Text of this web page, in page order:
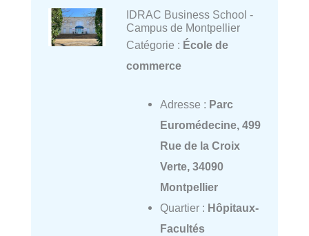
IDRAC Business School -
Campus de Montpellier
Catégorie : École de
commerce
Adresse : Parc
Euromédecine, 499
Rue de la Croix
Verte, 34090
Montpellier
Quartier : Hôpitaux-
Facultés